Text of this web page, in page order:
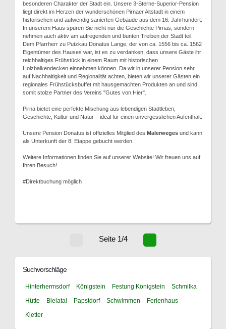
besonderen Charakter der Stadt ein. Unsere 3-Sterne-Superior-Pension
liegt direkt im Herzen der wunderschönen Pirnaer Altstadt in einem
historischen und aufwendig sanierten Gebäude aus dem 16. Jahrhundert.
In unserem Haus spüren Sie nicht nur die Geschichte Pirnas, sondern
nehmen auch aktiv am aufregenden und bunten Treiben der Stadt teil.
Dem Pfarrherr zu Putzkau Donatus Lange, der von ca. 1556 bis ca. 1562
Eigentümer des Hauses war, ist es zu verdanken, dass unsere Gäste ihr
reichhaltiges Frühstück in einem Raum mit historischen
Holzbalkendecken einnehmen können. Da wir in unserer Pension sehr
auf Nachhaltigkeit und Regionalität achten, bieten wir unserer Gästen ein
regionales Frühstücksbuffet mit hausgemachten Produkten an und sind
somit stolze Partner des Vereins "Gutes von Hier".
Pirna bietet eine perfekte Mischung aus lebendigen Stadtleben,
Geschichte, Kultur und Natur – ideal für einen unvergesslichen Aufenthalt.
Unsere Pension Donatus ist offizielles Mitglied des Malerweges und kann
als Unterkunft der 8. Etappe gebucht werden.
Weitere Informationen finden Sie auf unserer Website! Wir freuen uns auf
Ihren Besuch!
#Direktbuchung möglich
Seite 1/4
Suchvorschläge
Hinterhermsdorf Königstein Festung Königstein
Schmilka
Hütte
Bielatal Papstdorf Schwimmen
Ferienhaus
Kletter